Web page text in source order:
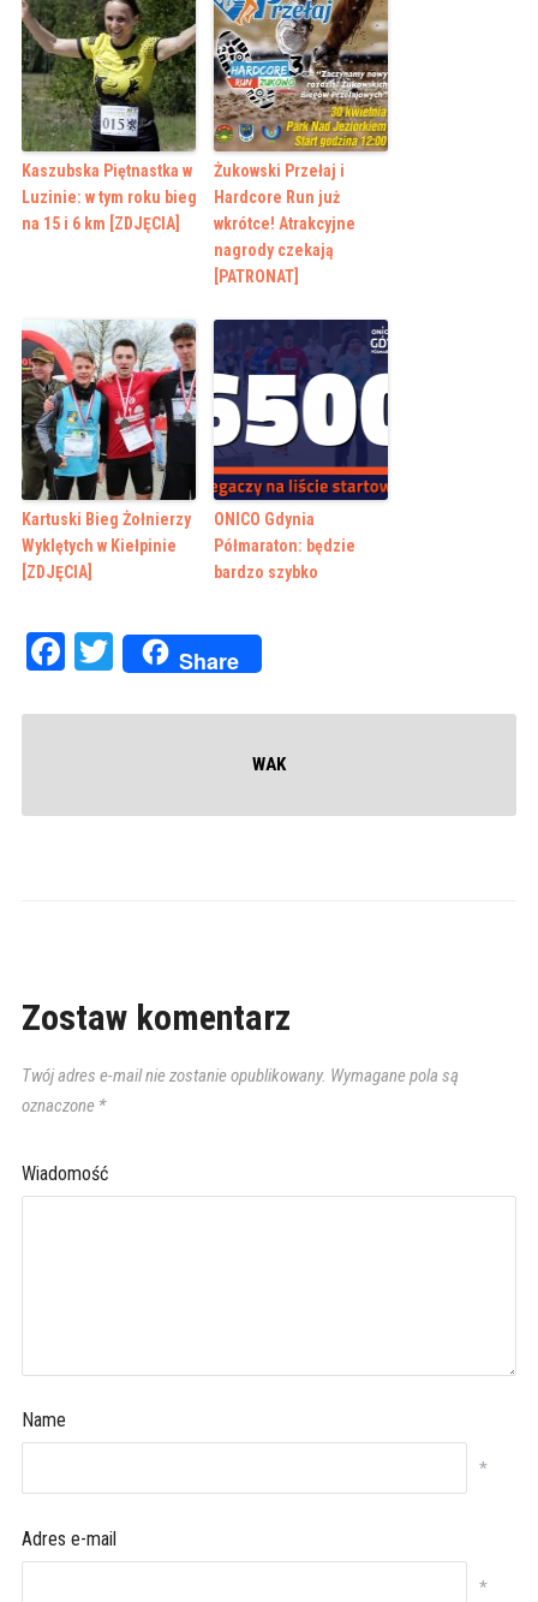
Kaszubska Piętnastka w
Luzinie: w tym roku bieg
na 15 i 6 km [ZDJĘCIA]
Żukowski Przełaj i
Hardcore Run już
wkrótce! Atrakcyjne
nagrody czekają
[PATRONAT]
Kartuski Bieg Żołnierzy
Wyklętych w Kiełpinie
[ZDJĘCIA]
ONICO Gdynia
Półmaraton: będzie
bardzo szybko
Facebook
Twitter
Share
WAK
Zostaw komentarz
Twój adres e-mail nie zostanie opublikowany. Wymagane pola są
oznaczone *
Wiadomość
Name
*
Adres e-mail
*